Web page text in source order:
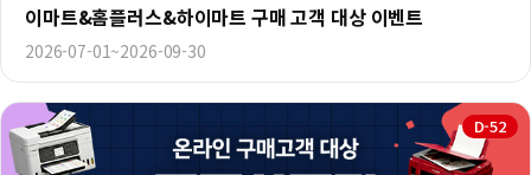
이마트&홈플러스&하이마트 구매 고객 대상 이벤트
2026-07-01~2026-09-30
D-52